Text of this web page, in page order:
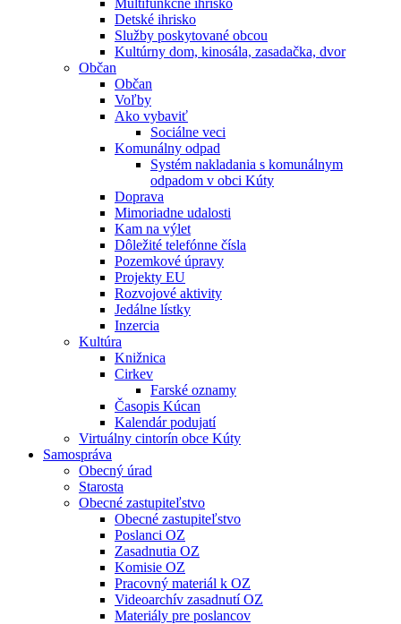
Multifunkčné ihrisko
Detské ihrisko
Služby poskytované obcou
Kultúrny dom, kinosála, zasadačka, dvor
Občan
Občan
Voľby
Ako vybaviť
Sociálne veci
Komunálny odpad
Systém nakladania s komunálnym
odpadom v obci Kúty
Doprava
Mimoriadne udalosti
Kam na výlet
Dôležité telefónne čísla
Pozemkové úpravy
Projekty EU
Rozvojové aktivity
Jedálne lístky
Inzercia
Kultúra
Knižnica
Cirkev
Farské oznamy
Časopis Kúcan
Kalendár podujatí
Virtuálny cintorín obce Kúty
Samospráva
Obecný úrad
Starosta
Obecné zastupiteľstvo
Obecné zastupiteľstvo
Poslanci OZ
Zasadnutia OZ
Komisie OZ
Pracovný materiál k OZ
Videoarchív zasadnutí OZ
Materiály pre poslancov